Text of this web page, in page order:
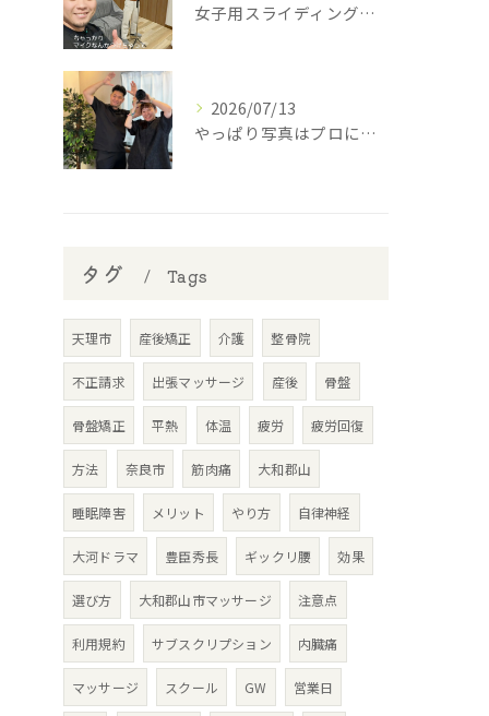
女子用スライディングパンツ(スポーツインナー)を開発中の西丸...
2026/07/13
やっぱり写真はプロに撮って貰わなあかんね🤣⁡
タグ Tags
天理市 産後矯正 介護 整骨院
不正請求 出張マッサージ 産後 骨盤
骨盤矯正 平熱 体温 疲労 疲労回復
方法 奈良市 筋肉痛 大和郡山
睡眠障害 メリット やり方 自律神経
大河ドラマ 豊臣秀長 ギックリ腰 効果
選び方 大和郡山市マッサージ 注意点
利用規約 サブスクリプション 内臓痛
マッサージ スクール GW 営業日